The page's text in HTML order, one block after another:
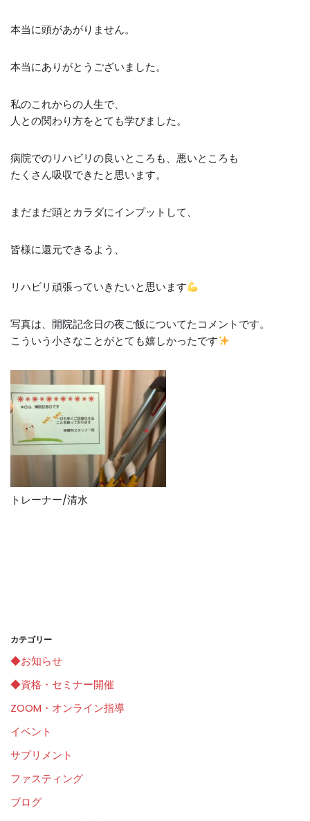
本当に頭があがりません。
本当にありがとうございました。
私のこれからの人生で、
人との関わり方をとても学びました。
病院でのリハビリの良いところも、悪いところも
たくさん吸収できたと思います。
まだまだ頭とカラダにインプットして、
皆様に還元できるよう、
リハビリ頑張っていきたいと思います
写真は、開院記念日の夜ご飯についてたコメントです。
こういう小さなことがとても嬉しかったです
トレーナー/清水
カテゴリー
◆お知らせ
◆資格・セミナー開催
ZOOM・オンライン指導
イベント
サプリメント
ファスティング
ブログ